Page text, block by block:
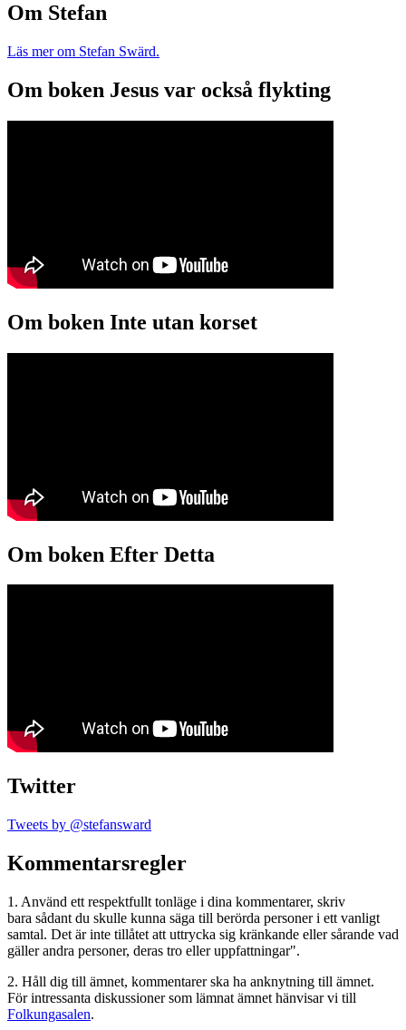
Om Stefan
Läs mer om Stefan Swärd.
Om boken Jesus var också flykting
Om boken Inte utan korset
Om boken Efter Detta
Twitter
Tweets by @stefansward
Kommentarsregler
1. Använd ett respektfullt tonläge i dina kommentarer, skriv
bara sådant du skulle kunna säga till berörda personer i ett vanligt
samtal. Det är inte tillåtet att uttrycka sig kränkande eller sårande vad
gäller andra personer, deras tro eller uppfattningar".
2. Håll dig till ämnet, kommentarer ska ha anknytning till ämnet.
För intressanta diskussioner som lämnat ämnet hänvisar vi till
Folkungasalen.